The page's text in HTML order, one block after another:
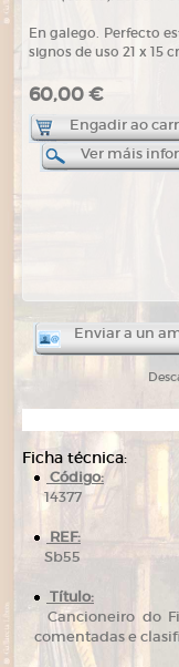
En galego. Perfecto
signos de uso 21 x 15
60,00 €
Engadir ao
Ver máis
Enviar a un
Ficha técnica:
Código:
14377
REF:
Sb55
Título:
Cancioneiro do
comentadas e